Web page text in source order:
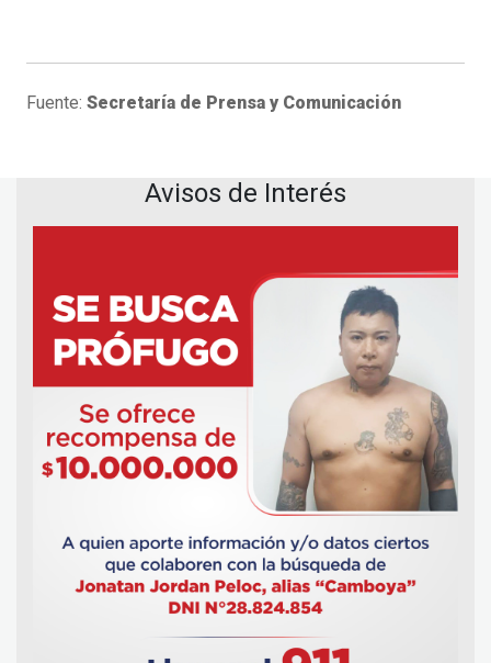
Fuente: Secretaría de Prensa y Comunicación
Avisos de Interés